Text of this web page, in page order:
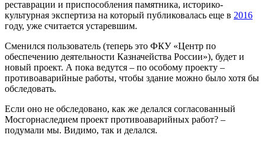
реставрации и приспособления памятника, историко-
культурная экспертиза на который публиковалась еще в 2016
году, уже считается устаревшим.
Сменился пользователь (теперь это ФКУ «Центр по
обеспечению деятельности Казначейства России»), будет и
новый проект. А пока ведутся – по особому проекту –
противоаварийные работы, чтобы здание можно было хотя бы
обследовать.
Если оно не обследовано, как же делался согласованный
Мосгорнаследием проект противоаварийных работ? –
подумали мы. Видимо, так и делался.